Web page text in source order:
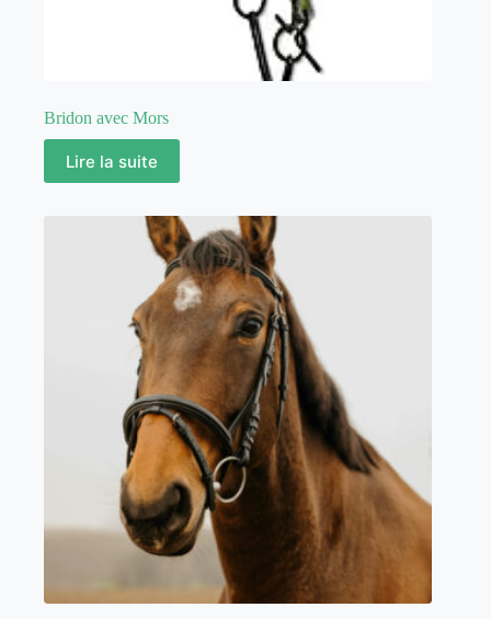
Bridon avec Mors
Lire la suite